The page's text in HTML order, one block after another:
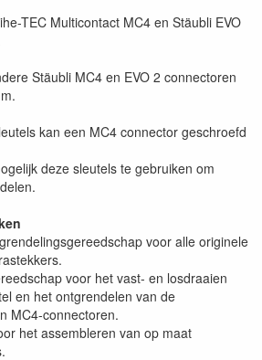
TEC Multicontact MC4 en Stäubli EVO
Stäubli MC4 en EVO 2 connectoren
kan een MC4 connector geschroefd
deze sleutels te gebruiken om
voor alle originele
voor het vast- en losdraaien
en het ontgrendelen van de
MC4-connectoren.
het assembleren van op maat